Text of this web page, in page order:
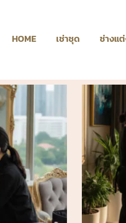
HOME เช่าชุด ช่างแ